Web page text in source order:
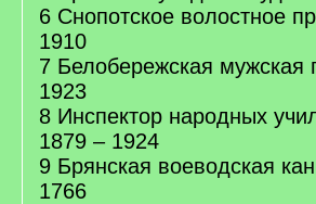
6 Снопотское волостное
1910
7 Белобережская мужская
1923
8 Инспектор народных
1879 – 1924
9 Брянская воеводская
1766